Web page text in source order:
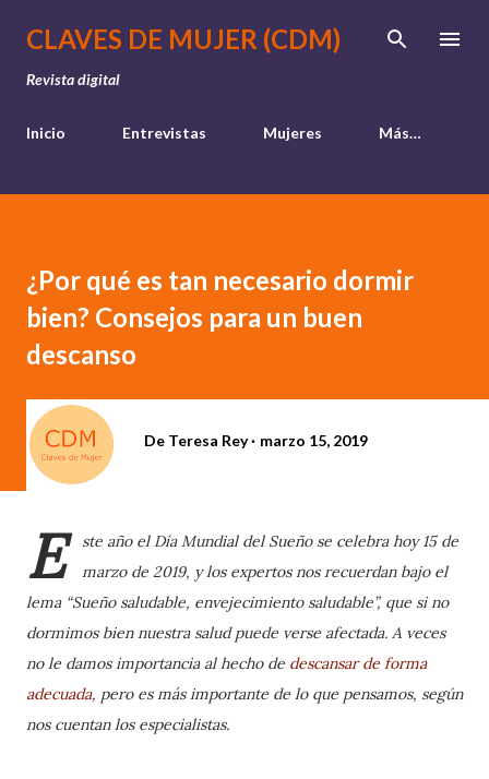
Ir al contenido principal
CLAVES DE MUJER (CDM)
Revista digital
Inicio Entrevistas Mujeres Más…
¿Por qué es tan necesario dormir
bien? Consejos para un buen
descanso
De Teresa Rey marzo 15, 2019
E
ste año el Día Mundial del Sueño se celebra hoy 15 de
marzo de 2019, y los expertos nos recuerdan bajo el
lema “Sueño saludable, envejecimiento saludable”, que si no
dormimos bien nuestra salud puede verse afectada. A veces
no le damos importancia al hecho de descansar de forma
adecuada, pero es más importante de lo que pensamos, según
nos cuentan los especialistas.